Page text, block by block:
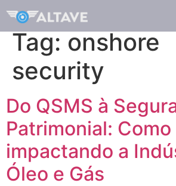
Tag: onshore
security
Do QSMS à
Patrimonial: Como
impactando a
Óleo e Gás